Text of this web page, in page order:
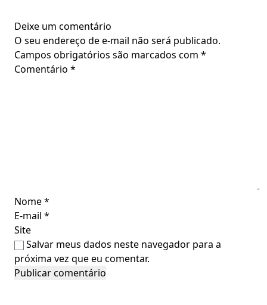
Deixe um comentário
O seu endereço de e-mail não será publicado.
Campos obrigatórios são marcados com *
Comentário *
Nome*
E-mail *
Site
Salvar meus dados neste navegador para a
próxima vez que eu comentar.